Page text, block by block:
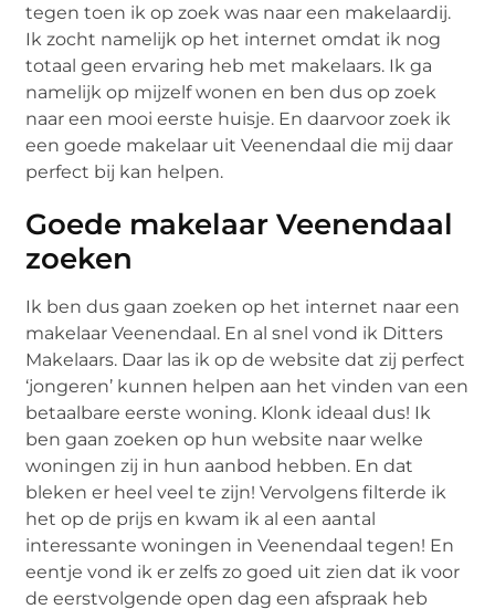
tegen toen ik op zoek was naar een makelaardij.
Ik zocht namelijk op het internet omdat ik nog
totaal geen ervaring heb met makelaars. Ik ga
namelijk op mijzelf wonen en ben dus op zoek
naar een mooi eerste huisje. En daarvoor zoek ik
een goede makelaar uit Veenendaal die mij daar
perfect bij kan helpen.
Goede makelaar Veenendaal
zoeken
Ik ben dus gaan zoeken op het internet naar een
makelaar Veenendaal. En al snel vond ik Ditters
Makelaars. Daar las ik op de website dat zij perfect
‘jongeren’ kunnen helpen aan het vinden van een
betaalbare eerste woning. Klonk ideaal dus! Ik
ben gaan zoeken op hun website naar welke
woningen zij in hun aanbod hebben. En dat
bleken er heel veel te zijn! Vervolgens filterde ik
het op de prijs en kwam ik al een aantal
interessante woningen in Veenendaal tegen! En
eentje vond ik er zelfs zo goed uit zien dat ik voor
de eerstvolgende open dag een afspraak heb